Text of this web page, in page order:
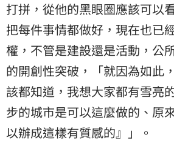
打拼，從他的黑眼圈應該可以
把每件事情都做好，現在也已
權，不管是建設還是活動，公
的開創性突破，「就因為如此
該都知道，我想大家都有雪亮
步的城市是可以這麼做的、原
以辦成這樣有質感的』」。